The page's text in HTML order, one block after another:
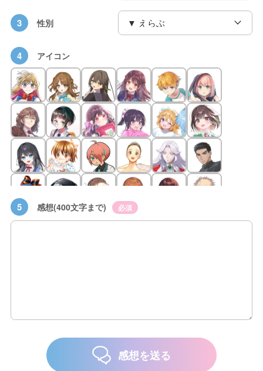
3 性別
4 アイコン
5 感想(400文字まで) 必須
感想を送る